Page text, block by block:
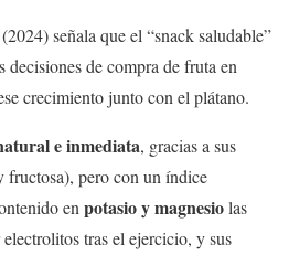
señala que el “snack saludable”
decisiones de compra de fruta en
crecimiento junto con el plátano.
e inmediata, gracias a sus
fructosa), pero con un índice
enpotasio y magnesiolas
tras el ejercicio, y sus